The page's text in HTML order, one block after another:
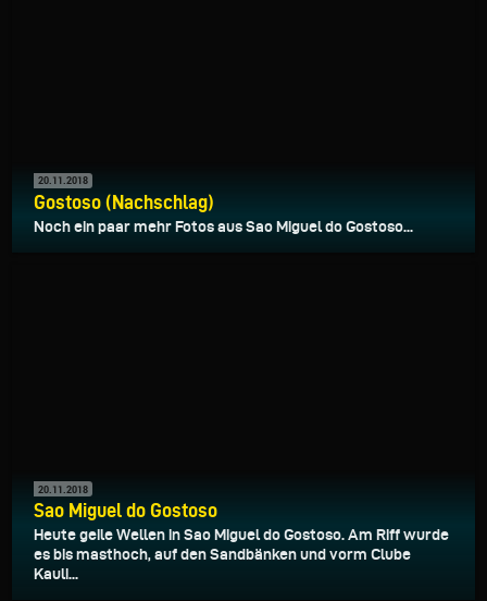
20.11.2018
Gostoso (Nachschlag)
Noch ein paar mehr Fotos aus Sao Miguel do Gostoso...
20.11.2018
Sao Miguel do Gostoso
Heute geile Wellen in Sao Miguel do Gostoso. Am Riff wurde
es bis masthoch, auf den Sandbänken und vorm Clube
Kauli...